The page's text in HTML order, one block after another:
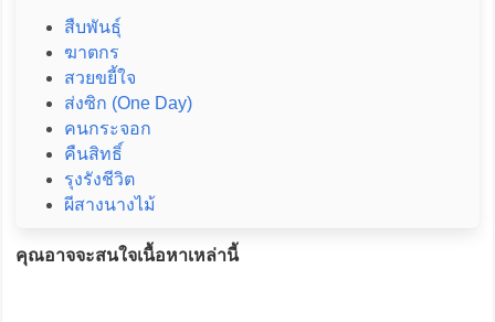
สืบพันธุ์
ฆาตกร
สวยขยี้ใจ
ส่งซิก (One Day)
คนกระจอก
คืนสิทธิ์
รุงรังชีวิต
ผีสางนางไม้
คุณอาจจะสนใจเนื้อหาเหล่านี้